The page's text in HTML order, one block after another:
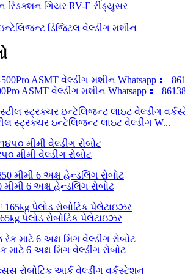
રિડક્શન ગિયર RV-E રીડ્યુસર
ડિજિટલ વેલ્ડીંગ મશીન
ASMT વેલ્ડીંગ મશીન Whatsapp：
સ્ટ્રક્ચર ઇન્ટેલિજન્ટ લાઇટ વેલ્ડીંગ W...
મીમી વેલ્ડીંગ રોબોટ
મીમી 6 અક્ષ હેન્ડલિંગ રોબોટ
પેલોડ રોબોટિક પેલેટાઇઝર
માટે 6 અક્ષ મિગ વેલ્ડીંગ રોબોટ